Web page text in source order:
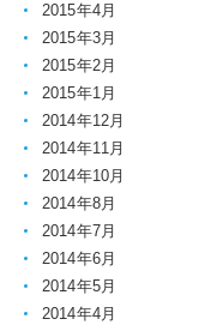
2015年4月
2015年3月
2015年2月
2015年1月
2014年12月
2014年11月
2014年10月
2014年8月
2014年7月
2014年6月
2014年5月
2014年4月